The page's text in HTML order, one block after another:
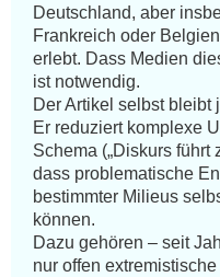
Deutschland, aber
Frankreich oder
erlebt. Dass Medien
ist notwendig.
Der Artikel selbst bleibt
Er reduziert komplexe
Schema („Diskurs führt
dass problematische
bestimmter Milieus
können.
Dazu gehören – seit
nur offen